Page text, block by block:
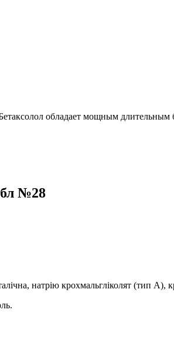
обладает мощным
№28
натрію крохмальгліколят (тип А),